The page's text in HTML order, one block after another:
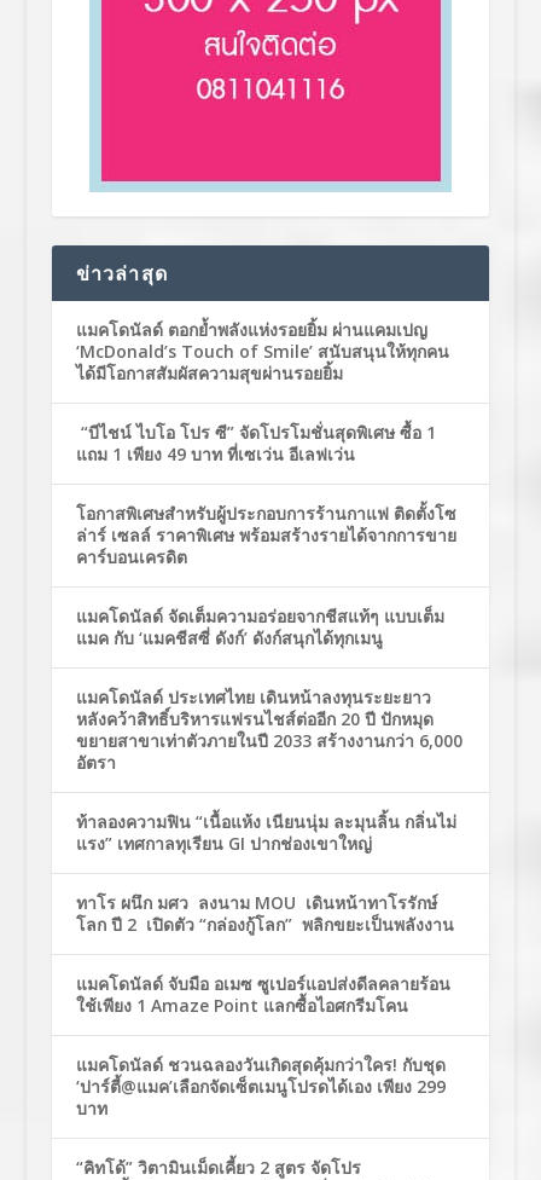
ข่าวล่าสุด
แมคโดนัลด์ ตอกย้ำพลังแห่งรอยยิ้ม ผ่านแคมเปญ
‘McDonald’s Touch of Smile’ สนับสนุนให้ทุกคน
ได้มีโอกาสสัมผัสความสุขผ่านรอยยิ้ม
“บีไชน์ ไบโอ โปร ซี” จัดโปรโมชั่นสุดพิเศษ ซื้อ 1
แถม 1 เพียง 49 บาท ที่เซเว่น อีเลฟเว่น
โอกาสพิเศษสำหรับผู้ประกอบการร้านกาแฟ ติดตั้งโซ
ล่าร์ เซลล์ ราคาพิเศษ พร้อมสร้างรายได้จากการขาย
คาร์บอนเครดิต
แมคโดนัลด์ จัดเต็มความอร่อยจากชีสแท้ๆ แบบเต็ม
แมค กับ ‘แมคชีสซี่ ดังก์’ ดังก์สนุกได้ทุกเมนู
แมคโดนัลด์ ประเทศไทย เดินหน้าลงทุนระยะยาว
หลังคว้าสิทธิ์บริหารแฟรนไชส์ต่ออีก 20 ปี ปักหมุด
ขยายสาขาเท่าตัวภายในปี 2033 สร้างงานกว่า 6,000
อัตรา
ท้าลองความฟิน “เนื้อแห้ง เนียนนุ่ม ละมุนลิ้น กลิ่นไม่
แรง” เทศกาลทุเรียน GI ปากช่องเขาใหญ่
ทาโร ผนึก มศว ลงนาม MOU เดินหน้าทาโรรักษ์
โลก ปี 2 เปิดตัว “กล่องกู้โลก” พลิกขยะเป็นพลังงาน
แมคโดนัลด์ จับมือ อเมซ ซูเปอร์แอปส่งดีลคลายร้อน
ใช้เพียง 1 Amaze Point แลกซื้อไอศกรีมโคน
แมคโดนัลด์ ชวนฉลองวันเกิดสุดคุ้มกว่าใคร! กับชุด
‘ปาร์ตี้@แมค’เลือกจัดเซ็ตเมนูโปรดได้เอง เพียง 299
บาท
“คิทโด้” วิตามินเม็ดเคี้ยว 2 สูตร จัดโปร